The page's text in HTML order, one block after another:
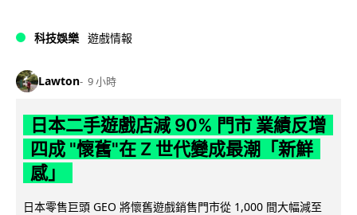
科技娛樂 遊戲情報
Lawton 9 小時
日本二手遊戲店減 90% 門市 業績反增
四成 "懷舊"在 Z 世代變成最潮「新鮮
感」
日本零售巨頭 GEO 將懷舊遊戲銷售門市從 1,000 間大幅減至